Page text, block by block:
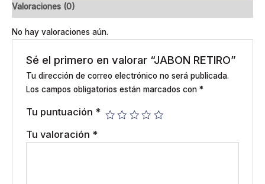
Valoraciones (0)
No hay valoraciones aún.
Sé el primero en valorar “JABON RETIRO”
Tu dirección de correo electrónico no será publicada.
Los campos obligatorios están marcados con *
Tu puntuación *
Tu valoración *